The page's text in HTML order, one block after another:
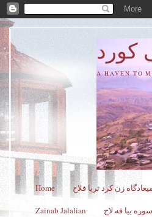
كورد
A HAVEN TO
Home میعادگاه زن كرد ثریا فلاح
Zainab Jalalian ییا فه لاح